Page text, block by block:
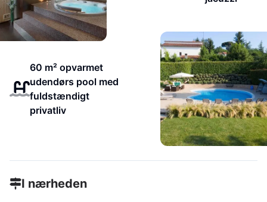
60 m² opvarmet
udendørs pool med
fuldstændigt
privatliv
I nærheden